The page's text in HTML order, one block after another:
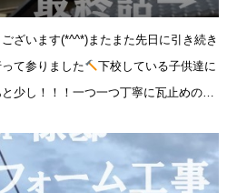
ざいます(*^^*)またまた先日に引き続き
て参りました
下校している子供達に
少し！！！一つ一つ丁寧に瓦止めの工